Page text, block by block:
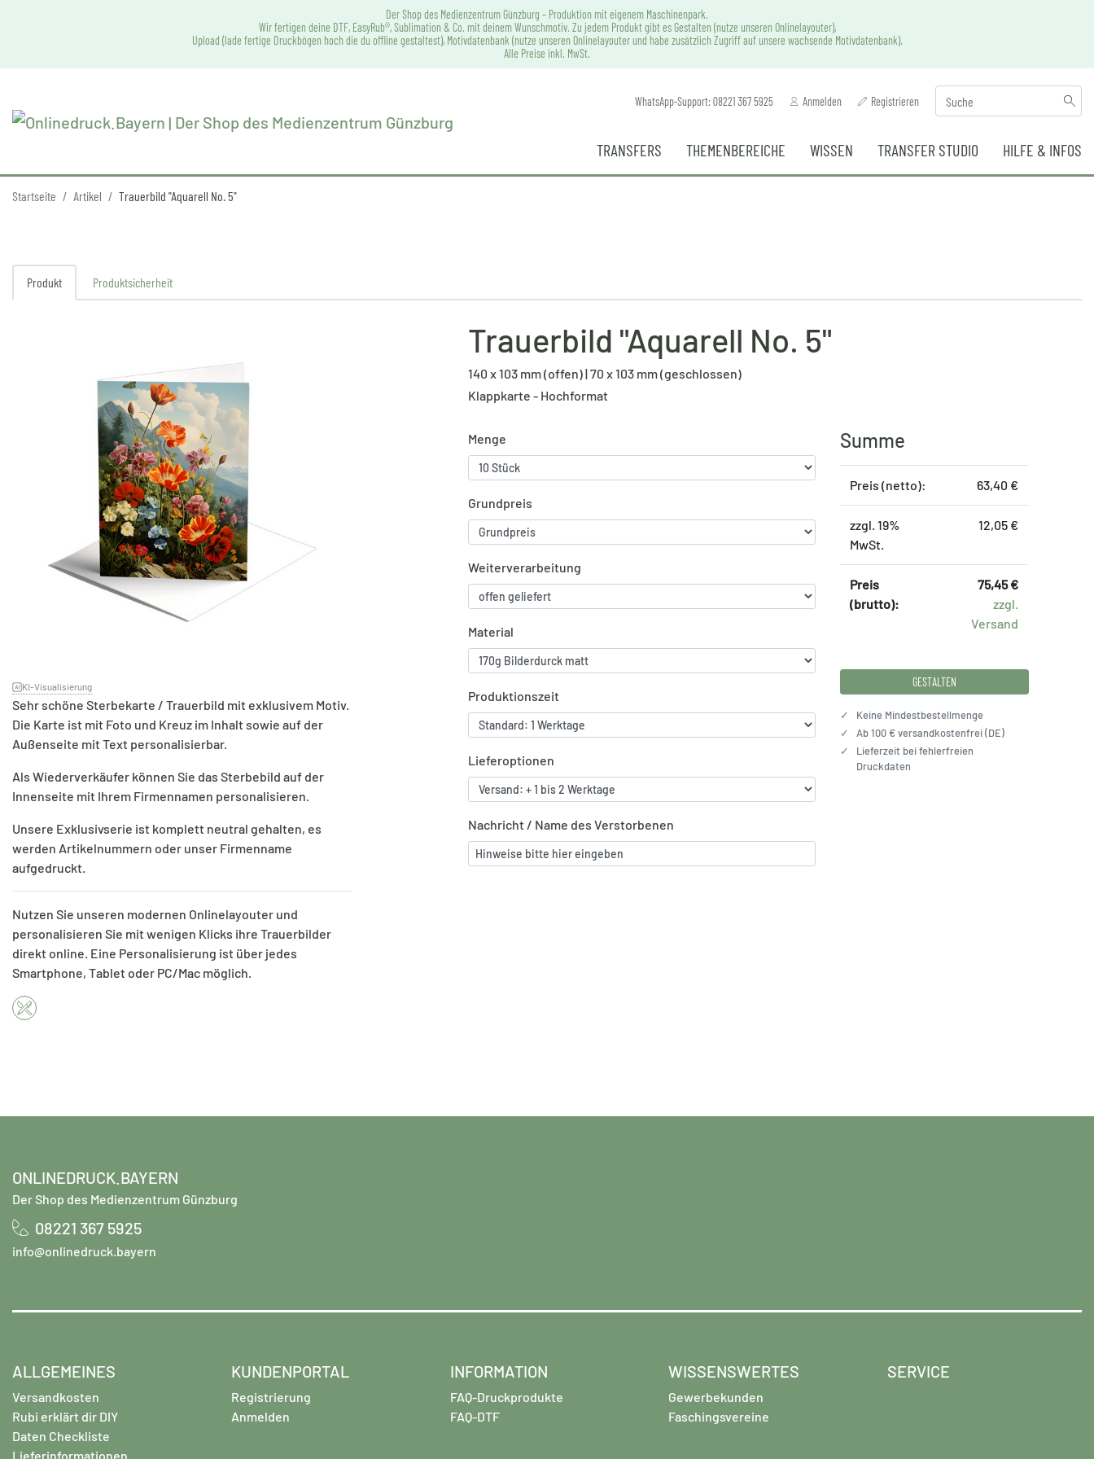
Der Shop des Medienzentrum Günzburg – Produktion mit eigenem Maschinenpark.
Wir fertigen deine DTF, EasyRub®, Sublimation & Co. mit deinem Wunschmotiv. Zu jedem Produkt gibt es Gestalten (nutze unseren Onlinelayouter),
Upload (lade fertige Druckbögen hoch die du offline gestaltest), Motivdatenbank (nutze unseren Onlinelayouter und habe zusätzlich Zugriff auf unsere wachsende Motivdatenbank).
Alle Preise inkl. MwSt.
WhatsApp-Support: 08221 367 5925 Anmelden Registrieren
TRANSFERS THEMENBEREICHE WISSEN TRANSFER STUDIO HILFE & INFOS
Startseite Artikel Trauerbild "Aquarell No. 5"
Produkt Produktsicherheit
KI-Visualisierung
Sehr schöne Sterbekarte / Trauerbild mit exklusivem Motiv.
Die Karte ist mit Foto und Kreuz im Inhalt sowie auf der
Außenseite mit Text personalisierbar.
Als Wiederverkäufer können Sie das Sterbebild auf der
Innenseite mit Ihrem Firmennamen personalisieren.
Unsere Exklusivserie ist komplett neutral gehalten, es
werden Artikelnummern oder unser Firmenname
aufgedruckt.
Nutzen Sie unseren modernen Onlinelayouter und
personalisieren Sie mit wenigen Klicks ihre Trauerbilder
direkt online. Eine Personalisierung ist über jedes
Smartphone, Tablet oder PC/Mac möglich.
Trauerbild "Aquarell No. 5"
140 x 103 mm (offen) | 70 x 103 mm (geschlossen)
Klappkarte - Hochformat
Menge
Grundpreis
Weiterverarbeitung
Material
Produktionszeit
Lieferoptionen
Nachricht / Name des Verstorbenen
Summe
Preis (netto): 63,40 €
zzgl. 19%
MwSt.
12,05 €
Preis
(brutto):
75,45 €
zzgl.
Versand
GESTALTEN
✓
Keine Mindestbestellmenge
✓
Ab 100 € versandkostenfrei (DE)
✓
Lieferzeit bei fehlerfreien
Druckdaten
ONLINEDRUCK.BAYERN
Der Shop des Medienzentrum Günzburg
08221 367 5925
info@onlinedruck.bayern
ALLGEMEINES
Versandkosten
Rubi erklärt dir DIY
Daten Checkliste
Lieferinformationen
KUNDENPORTAL
Registrierung
Anmelden
INFORMATION
FAQ-Druckprodukte
FAQ-DTF
WISSENSWERTES
Gewerbekunden
Faschingsvereine
SERVICE